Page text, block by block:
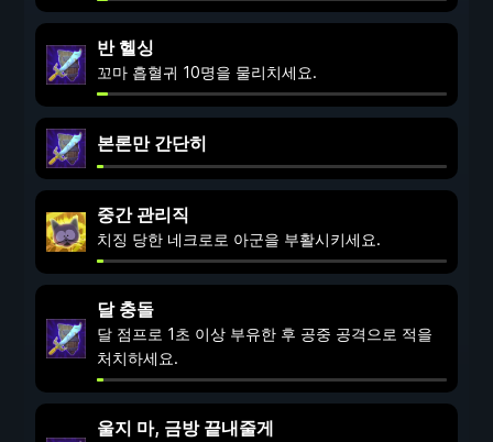
반 헬싱
꼬마 흡혈귀 10명을 물리치세요.
본론만 간단히
중간 관리직
치징 당한 네크로로 아군을 부활시키세요.
달 충돌
달 점프로 1초 이상 부유한 후 공중 공격으로 적을
처치하세요.
울지 마, 금방 끝내줄게